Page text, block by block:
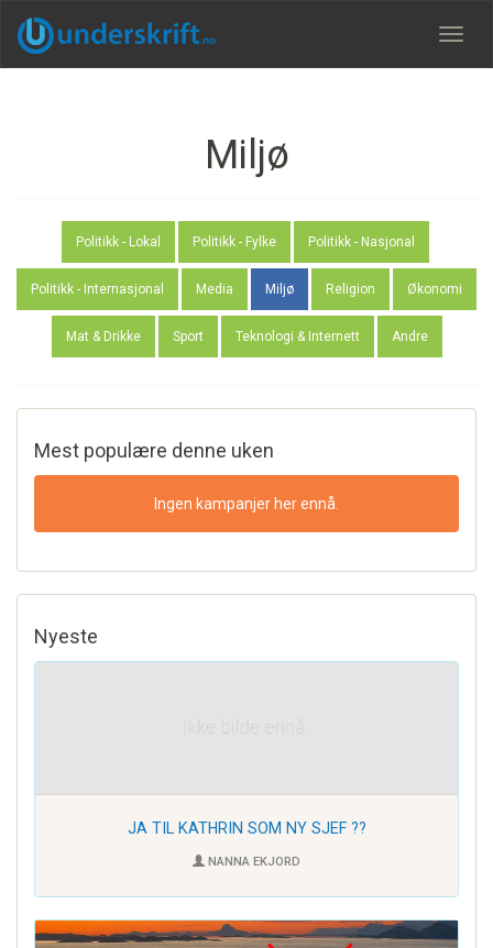
Meny
Miljø
Politikk - Lokal Politikk - Fylke Politikk - Nasjonal
Politikk - Internasjonal Media Miljø Religion Økonomi
Mat & Drikke Sport Teknologi & Internett Andre
Mest populære denne uken
Ingen kampanjer her ennå.
Nyeste
JA TIL KATHRIN SOM NY SJEF ??
NANNA EKJORD